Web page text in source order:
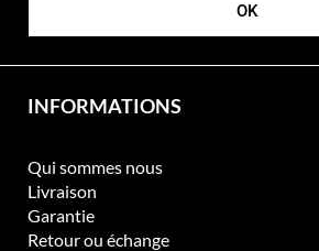
OK
INFORMATIONS
Qui sommes nous
Livraison
Garantie
Retour ou échange